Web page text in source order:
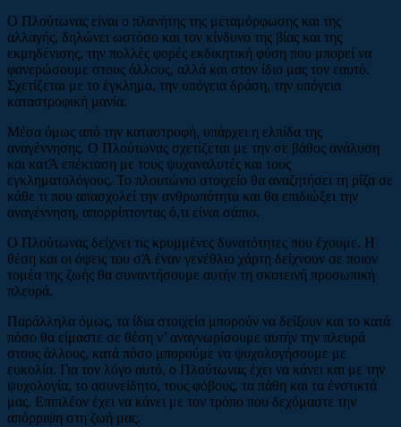
Ο Πλούτωνας είναι ο πλανήτης της μεταμόρφωσης και της
αλλαγής, δηλώνει ωστόσο και τον κίνδυνο της βίας και της
εκμηδένισης, την πολλές φορές εκδικητική φύση που μπορεί να
φανερώσουμε στους άλλους, αλλά και στον ίδιο μας τον εαυτό.
Σχετίζεται με το έγκλημα, την υπόγεια δράση, την υπόγεια
καταστροφική μανία.
Μέσα όμως από την καταστροφή, υπάρχει η ελπίδα της
αναγέννησης. Ο Πλούτωνας σχετίζεται με την σε βάθος ανάλυση
και κατΆ επέκταση με τους ψυχαναλυτές και τους
εγκληματολόγους. Το πλουτώνιο στοιχείο θα αναζητήσει τη ρίζα σε
κάθε τι που απασχολεί την ανθρωπότητα και θα επιδιώξει την
αναγέννηση, απορρίπτοντας ό,τι είναι σάπιο.
Ο Πλούτωνας δείχνει τις κρυμμένες δυνατότητες που έχουμε. Η
θέση και οι όψεις του σΆ έναν γενέθλιο χάρτη δείχνουν σε ποιον
τομέα της ζωής θα συναντήσουμε αυτήν τη σκοτεινή προσωπική
πλευρά.
Παράλληλα όμως, τα ίδια στοιχεία μπορούν να δείξουν και το κατά
πόσο θα είμαστε σε θέση ν’ αναγνωρίσουμε αυτήν την πλευρά
στους άλλους, κατά πόσο μπορούμε να ψυχολογήσουμε με
ευκολία. Για τον λόγο αυτό, ο Πλούτωνας έχει να κάνει και με την
ψυχολογία, το ασυνείδητο, τους φόβους, τα πάθη και τα ένστικτά
μας. Επιπλέον έχει να κάνει με τον τρόπο που δεχόμαστε την
απόρριψη στη ζωή μας.